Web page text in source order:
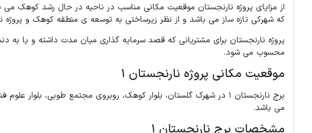
که شهرکی تازه ساز می باشد و از نظر زیرساختی به توسعه ی منطقه کوهک و پروژه
پروژه نارنجستان برای مشتریانی که قصد سرمایه گذاری میان مدت داشته و یا
محسوب می شود.
موقعیت مکانی پروژه نارنجستان 1
برج نارنجستان 1 در شهرک گلستان، بلوار کوهک، روبروی مجتمع طوبی،
می باشد.
مشخصات برج نارنجستان 1